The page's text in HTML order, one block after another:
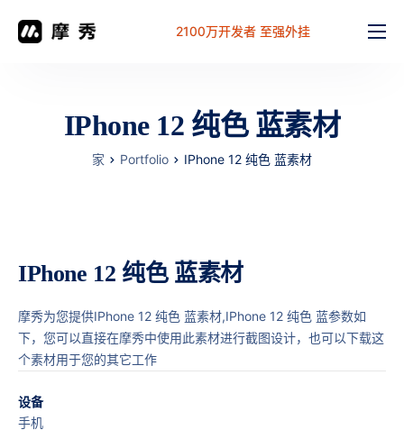
2100万开发者 至强外挂
IPhone 12 纯色 蓝素材
家 Portfolio IPhone 12 纯色 蓝素材
IPhone 12 纯色 蓝素材
摩秀为您提供IPhone 12 纯色 蓝素材,IPhone 12 纯色 蓝参数如
下，您可以直接在摩秀中使用此素材进行截图设计，也可以下载这
个素材用于您的其它工作
设备
手机